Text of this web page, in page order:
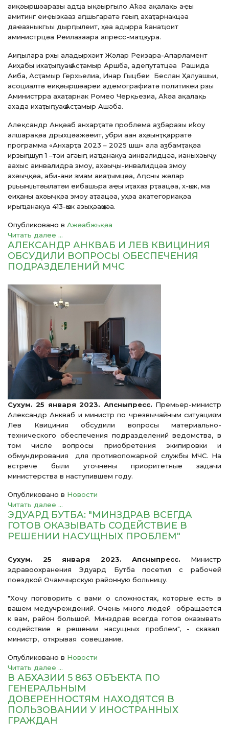
аиқәыршәаразы адҵа ықәыргыло Аҟәа ақалақь аҿы
амитинг еиҿызкааз аԥшьгаратә гәыԥ ахаҭарнакцәа
даҽазныкгьы дырԥылеит, ҳәа адырра ҟанаҵоит
аминистрцәа Реилазаара апресс-маҵзура.
Аиԥылара рхы аладырхәит Жәлар Реизара-Апарламент
Аиҳабы ихаҭыԥуаҩ Асҭамыр Аршба, адепутатцәа Рашида
Аиба, Асҭамыр Герхьелиа, Инар Гыцбеи Беслан Ҳалуашьи,
асоциалтә еиқәыршәареи адемографиатә политикеи рзы
Аминистрра ахаҭарнак Ромео Черқьезиа, Аҟәа ақалақь
ахада ихаҭыԥуаҩ Асҭамыр Ашәба.
Алеқсандр Анқәаб анхарҭатә проблема аӡбаразы иҟоу
алшарақәа дрыхцәажәеит, убри аан аҳәынҭқарратә
программа «Анхарҭа 2023 – 2025 шш» ала аӡбамҭақәа
ирзыԥшуп 1 –тәи агәыԥ иаҵанакуа аинвалидцәа, ианыхәыҷу
аахыс аинвалидра змоу, ахәыҷы-инвалидцәа змоу
ахәыҷқәа, аби-ани змам аиаҭымцәа, Аԥсны жәлар
рџьынџьтәылатәи еибашьра аҿы иҭахаз рҭаацәа, х-ҩык, ма
еиҳаны ахәыҷқәа змоу аҭаацәа, уҳәа акатегориақәа
ирыҵанакуа 413-ҩык азыҳәаҩцәа.
Опубликовано в Ажәабжьқәа
Читать далее ...
АЛЕКСАНДР АНКВАБ И ЛЕВ КВИЦИНИЯ
ОБСУДИЛИ ВОПРОСЫ ОБЕСПЕЧЕНИЯ
ПОДРАЗДЕЛЕНИЙ МЧС
Сухум. 25 января 2023. Апсныпресс. Премьер-министр
Александр Анкваб и министр по чрезвычайным ситуациям
Лев Квициния обсудили вопросы материально-
технического обеспечения подразделений ведомства, в
том числе вопросы приобретения экипировки и
обмундирования для противопожарной службы МЧС. На
встрече были уточнены приоритетные задачи
министерства в наступившем году.
Опубликовано в Новости
Читать далее ...
ЭДУАРД БУТБА: "МИНЗДРАВ ВСЕГДА
ГОТОВ ОКАЗЫВАТЬ СОДЕЙСТВИЕ В
РЕШЕНИИ НАСУЩНЫХ ПРОБЛЕМ"
Сухум. 25 января 2023. Апсныпресс. Министр
здравоохранения Эдуард Бутба посетил с рабочей
поездкой Очамчырскую районную больницу.
"Хочу поговорить с вами о сложностях, которые есть в
вашем медучреждений. Очень много людей обращается
к вам, район большой. Минздрав всегда готов оказывать
содействие в решении насущных проблем", - сказал
министр, открывая совещание.
Опубликовано в Новости
Читать далее ...
В АБХАЗИИ 5 863 ОБЪЕКТА ПО
ГЕНЕРАЛЬНЫМ
ДОВЕРЕННОСТЯМ НАХОДЯТСЯ В
ПОЛЬЗОВАНИИ У ИНОСТРАННЫХ
ГРАЖДАН